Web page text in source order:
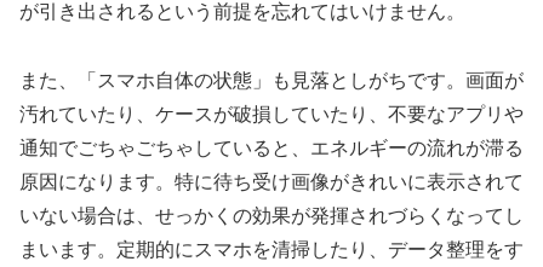
が引き出されるという前提を忘れてはいけません。
また、「スマホ自体の状態」も見落としがちです。画面が
汚れていたり、ケースが破損していたり、不要なアプリや
通知でごちゃごちゃしていると、エネルギーの流れが滞る
原因になります。特に待ち受け画像がきれいに表示されて
いない場合は、せっかくの効果が発揮されづらくなってし
まいます。定期的にスマホを清掃したり、データ整理をす